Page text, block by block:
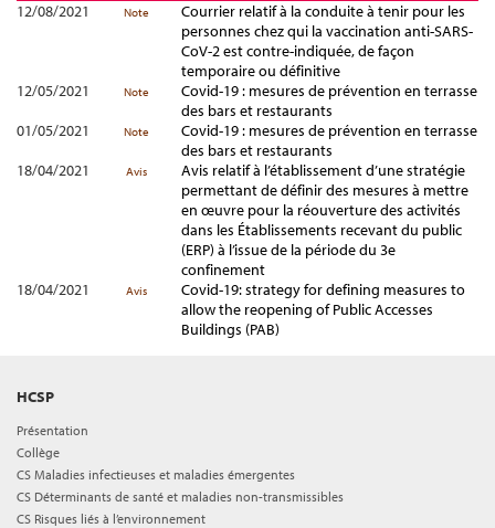
12/08/2021
Note
Courrier relatif à la conduite à tenir pour les
personnes chez qui la vaccination anti-SARS-
CoV-2 est contre-indiquée, de façon
temporaire ou définitive
12/05/2021
Note
Covid-19 : mesures de prévention en terrasse
des bars et restaurants
01/05/2021
Note
Covid-19 : mesures de prévention en terrasse
des bars et restaurants
18/04/2021
Avis
Avis relatif à l’établissement d’une stratégie
permettant de définir des mesures à mettre
en œuvre pour la réouverture des activités
dans les Établissements recevant du public
(ERP) à l’issue de la période du 3e
confinement
18/04/2021
Avis
Covid-19: strategy for defining measures to
allow the reopening of Public Accesses
Buildings (PAB)
HCSP
Présentation
Collège
CS Maladies infectieuses et maladies émergentes
CS Déterminants de santé et maladies non-transmissibles
CS Risques liés à l’environnement